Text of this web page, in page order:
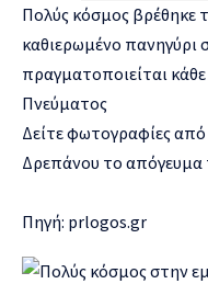
Πολύς κόσμος βρέθηκε
καθιερωμένο
πραγματοποιείται
Πνεύματος
Δείτε φωτογραφίες
Δρεπάνου το απόγευμα
Πηγή: prlogos.gr